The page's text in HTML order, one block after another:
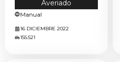
Averiado
Manual
16 DICIEMBRE 2022
155.521